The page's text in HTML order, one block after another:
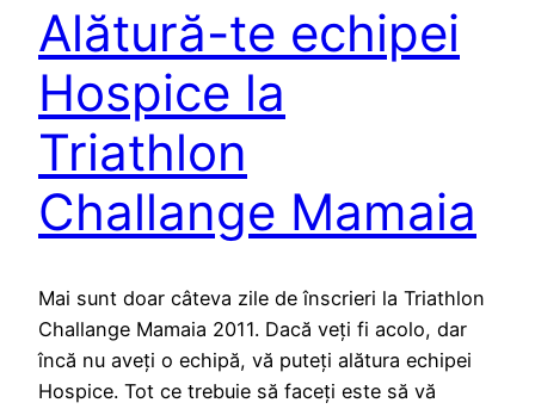
Alătură-te echipei
Hospice la
Triathlon
Challange Mamaia
Mai sunt doar câteva zile de înscrieri la Triathlon
Challange Mamaia 2011. Dacă veți fi acolo, dar
încă nu aveți o echipă, vă puteți alătura echipei
Hospice. Tot ce trebuie să faceți este să vă